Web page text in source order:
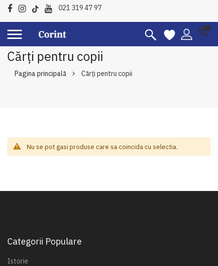
021 319 47 97
Cărți pentru copii
Pagina principală Cărți pentru copii
Nu se pot gasi produse care sa coincida cu selectia.
Categorii Populare
Istorie